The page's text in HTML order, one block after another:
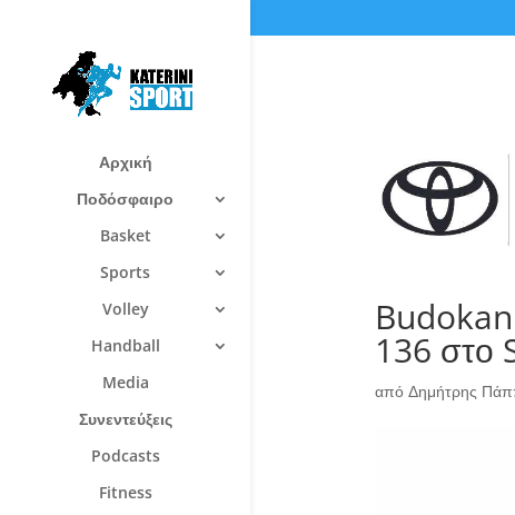
Αρχική
Ποδόσφαιρο
Basket
Sports
Volley
Handball
Media
Συνεντεύξεις
Podcasts
Fitness
136 στο
από Δημήτρης